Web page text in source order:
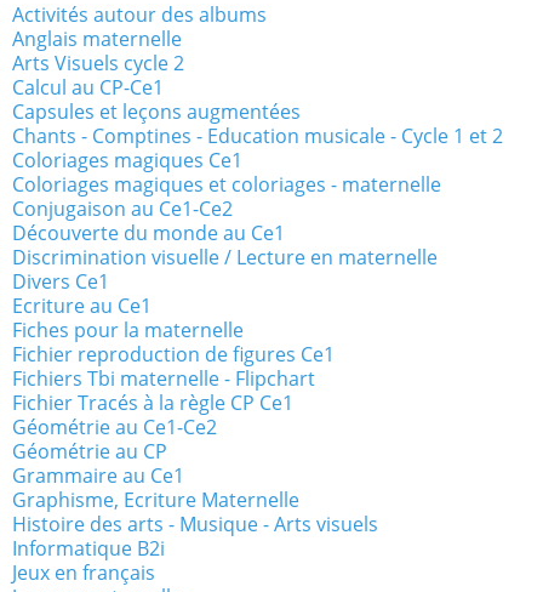
Activités autour des albums
Anglais maternelle
Arts Visuels cycle 2
Calcul au CP-Ce1
Capsules et leçons augmentées
Chants - Comptines - Education musicale - Cycle 1 et 2
Coloriages magiques Ce1
Coloriages magiques et coloriages - maternelle
Conjugaison au Ce1-Ce2
Découverte du monde au Ce1
Discrimination visuelle / Lecture en maternelle
Divers Ce1
Ecriture au Ce1
Fiches pour la maternelle
Fichier reproduction de figures Ce1
Fichiers Tbi maternelle - Flipchart
Fichier Tracés à la règle CP Ce1
Géométrie au Ce1-Ce2
Géométrie au CP
Grammaire au Ce1
Graphisme, Ecriture Maternelle
Histoire des arts - Musique - Arts visuels
Informatique B2i
Jeux en français